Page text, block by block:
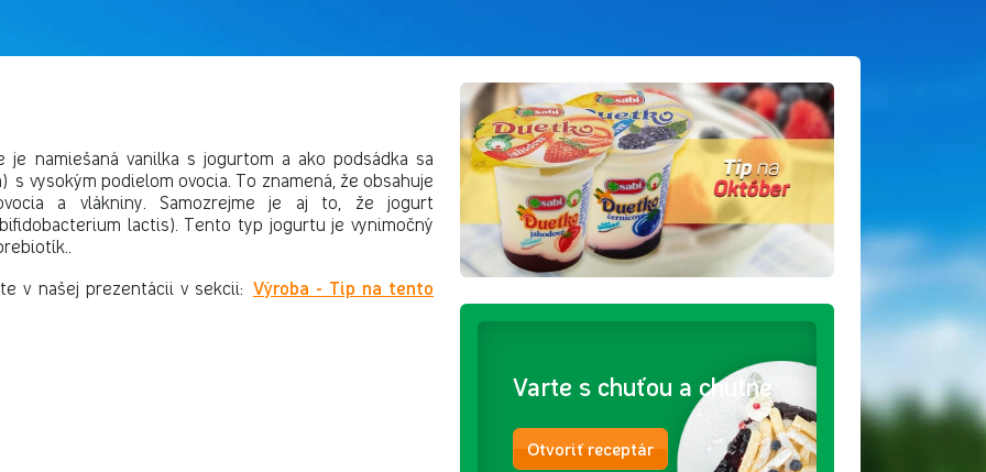
namiešaná vanilka s jogurtom a ako podsádka sa
s vysokým podielom ovocia. To znamená, že obsahuje
a vlákniny. Samozrejme je aj to, že jogurt
lactis). Tento typ jogurtu je vynimočný
v našej prezentácii v sekcii: Výroba - Tip na tento
Varte s chuťou a chutne
Otvoriť receptár